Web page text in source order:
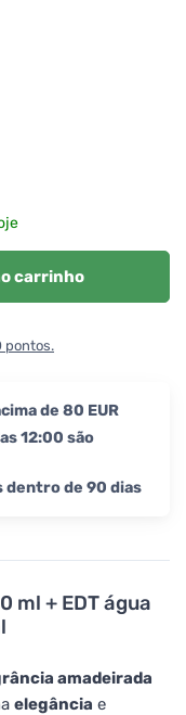
ml + EDT água
amadeirada
elegância e
carrinho
pontos.
de 80 EUR
12:00 são
dentro de 90 dias